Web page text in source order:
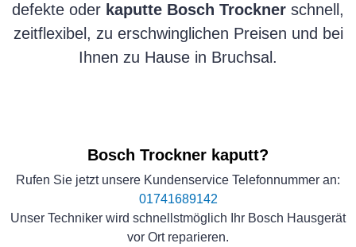
defekte oder kaputte Bosch Trockner schnell,
zeitflexibel, zu erschwinglichen Preisen und bei
Ihnen zu Hause in Bruchsal.
Bosch Trockner kaputt?
Rufen Sie jetzt unsere Kundenservice Telefonnummer an:
01741689142
Unser Techniker wird schnellstmöglich Ihr Bosch Hausgerät
vor Ort reparieren.